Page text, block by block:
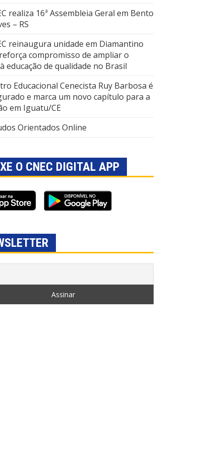
realiza 16ª Assembleia Geral em Bento
– RS
reinaugura unidade em Diamantino
compromisso de ampliar o
educação de qualidade no Brasil
Educacional Cenecista Ruy Barbosa é
e marca um novo capítulo para a
em Iguatu/CE
Orientados Online
O CNEC DIGITAL APP